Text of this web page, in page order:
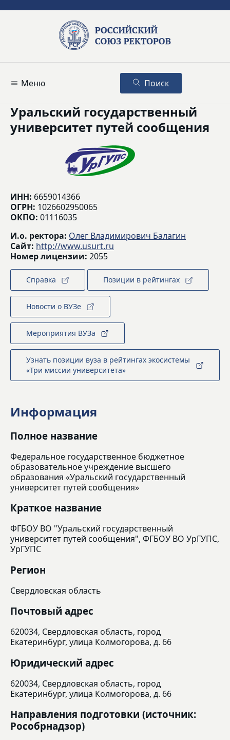
Меню Поиск
Уральский государственный
университет путей сообщения
ИНН: 6659014366
ОГРН: 1026602950065
ОКПО: 01116035
И.о. ректора: Олег Владимирович Балагин
Сайт: http://www.usurt.ru
Номер лицензии: 2055
Справка Позиции в рейтингах
Новости о ВУЗе
Мероприятия ВУЗа
Узнать позиции вуза в рейтингах экосистемы
«Три миссии университета»
Информация
Полное название
Федеральное государственное бюджетное
образовательное учреждение высшего
образования «Уральский государственный
университет путей сообщения»
Краткое название
ФГБОУ ВО "Уральский государственный
университет путей сообщения", ФГБОУ ВО УрГУПС,
УрГУПС
Регион
Свердловская область
Почтовый адрес
620034, Свердловская область, город
Екатеринбург, улица Колмогорова, д. 66
Юридический адрес
620034, Свердловская область, город
Екатеринбург, улица Колмогорова, д. 66
Направления подготовки (источник:
Рособрнадзор)